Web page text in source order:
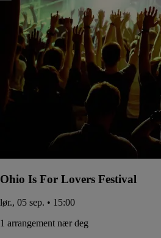
Ohio Is For Lovers Festival
lør., 05 sep. • 15:00
1 arrangement nær deg